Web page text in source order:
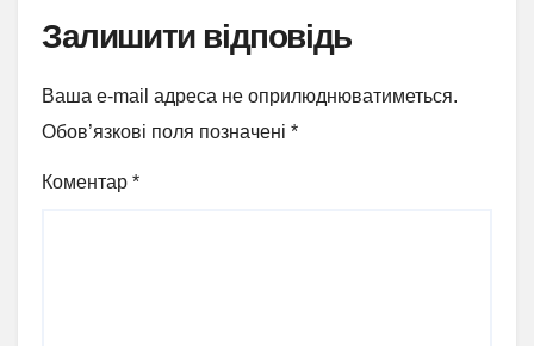
Залишити відповідь
Ваша e-mail адреса не оприлюднюватиметься.
Обов’язкові поля позначені *
Коментар *